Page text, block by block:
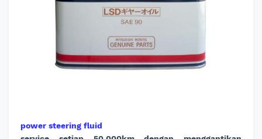
power steering fluid